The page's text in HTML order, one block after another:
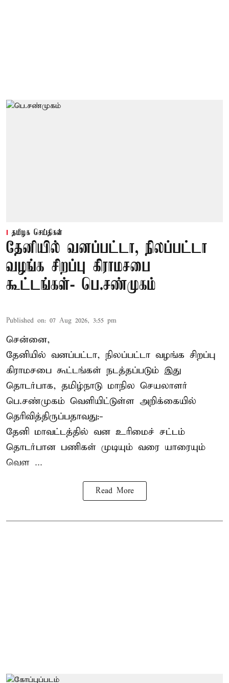
தமிழக செய்திகள்
தேனியில் வனப்பட்டா, நிலப்பட்டா
வழங்க சிறப்பு கிராமசபை
கூட்டங்கள்- பெ.சண்முகம்
Published on: 07 Aug 2026, 3:55 pm
சென்னை,
தேனியில் வனப்பட்டா, நிலப்பட்டா வழங்க சிறப்பு
கிராமசபை கூட்டங்கள் நடத்தப்படும் இது
தொடர்பாக, தமிழ்நாடு மாநில செயலாளர்
பெ.சண்முகம் வெளியிட்டுள்ள அறிக்கையில்
தெரிவித்திருப்பதாவது:-
தேனி மாவட்டத்தில் வன உரிமைச் சட்டம்
தொடர்பான பணிகள் முடியும் வரை யாரையும்
வெள ...
Read More